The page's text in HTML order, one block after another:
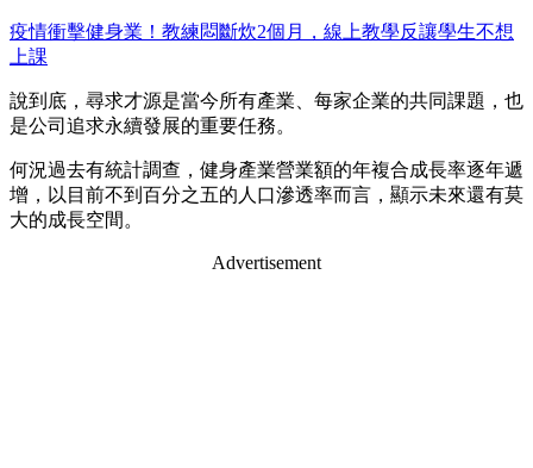
疫情衝擊健身業！教練悶斷炊2個月，線上教學反讓學生不想
上課
說到底，尋求才源是當今所有產業、每家企業的共同課題，也
是公司追求永續發展的重要任務。
何況過去有統計調查，健身產業營業額的年複合成長率逐年遞
增，以目前不到百分之五的人口滲透率而言，顯示未來還有莫
大的成長空間。
Advertisement